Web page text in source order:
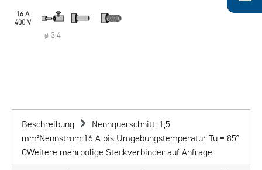
ø 3,4
Beschreibung
Nennquerschnitt: 1,5
mm²Nennstrom:16 A bis Umgebungstemperatur Tu = 85°
CWeitere mehrpolige Steckverbinder auf Anfrage